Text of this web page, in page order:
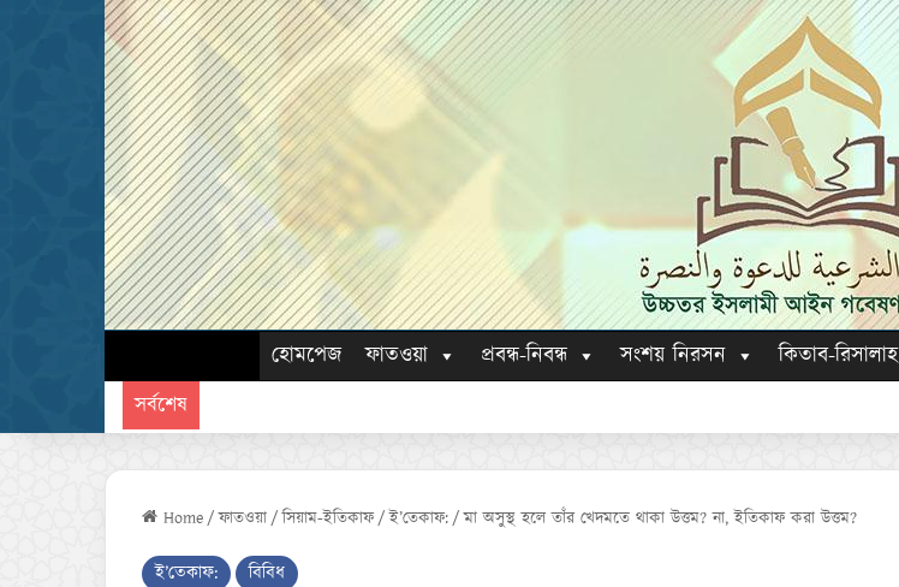
হোমপেজ ফাতওয়া প্রবন্ধ-নিবন্ধ সংশয় নিরসন কিতাব-রিসালাহ
সর্বশেষ
Home/ ফাতওয়া/ সিয়াম-ইতিকাফ/ ই’তেকাফ:/ মা অসুস্থ হলে তাঁর খেদমতে থাকা উত্তম? না, ইতিকাফ করা উত্তম?
ই’তেকাফ:
বিবিধ